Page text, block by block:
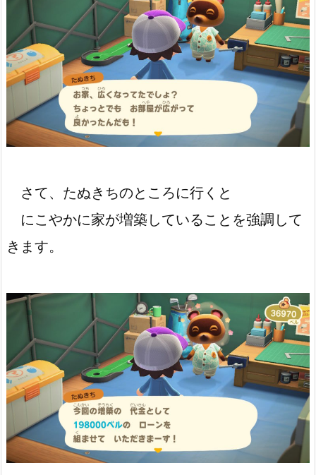
さて、たぬきちのところに行くと
にこやかに家が増築していることを強調して
きます。